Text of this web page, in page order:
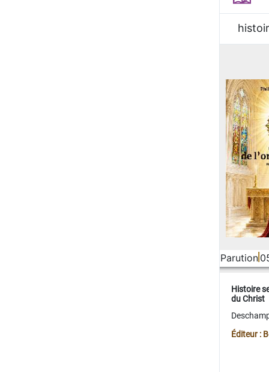
Parution
Histoire
du Christ
Éditeur :